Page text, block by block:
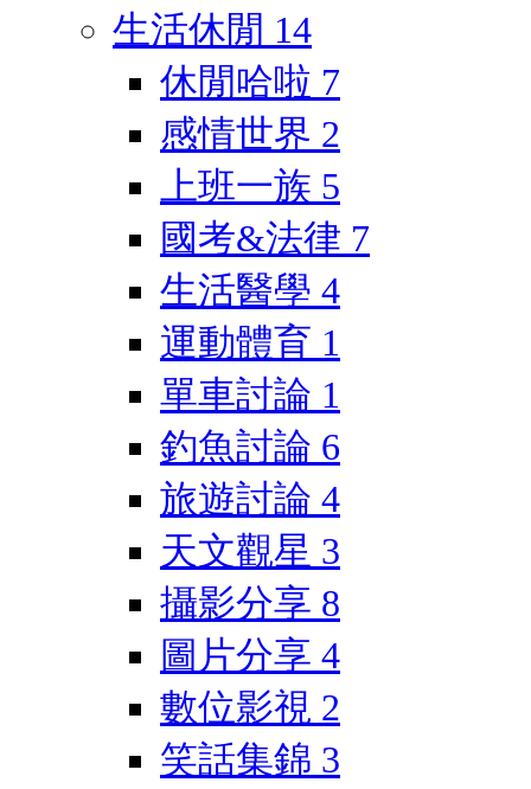
生活休閒 14
休閒哈啦 7
感情世界 2
上班一族 5
國考&法律 7
生活醫學 4
運動體育 1
單車討論 1
釣魚討論 6
旅遊討論 4
天文觀星 3
攝影分享 8
圖片分享 4
數位影視 2
笑話集錦 3